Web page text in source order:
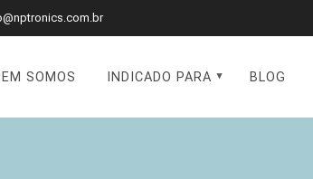
SOMOS INDICADO PARA BLOG